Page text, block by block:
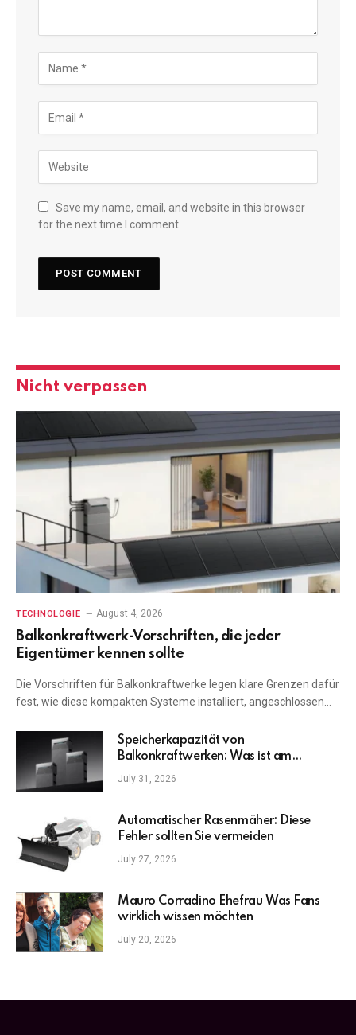
Save my name, email, and website in this browser
for the next time I comment.
Nicht verpassen
TECHNOLOGIE August 4, 2026
Balkonkraftwerk-Vorschriften, die jeder
Eigentümer kennen sollte
Die Vorschriften für Balkonkraftwerke legen klare Grenzen dafür
fest, wie diese kompakten Systeme installiert, angeschlossen…
Speicherkapazität von
Balkonkraftwerken: Was ist am
wichtigsten?
July 31, 2026
Automatischer Rasenmäher: Diese
Fehler sollten Sie vermeiden
July 27, 2026
Mauro Corradino Ehefrau Was Fans
wirklich wissen möchten
July 20, 2026